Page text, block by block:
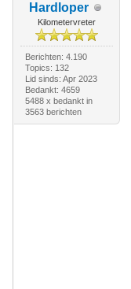
Hardloper
Kilometervreter
Berichten: 4.190
Topics: 132
Lid sinds: Apr 2023
Bedankt: 4659
5488 x bedankt in
3563 berichten